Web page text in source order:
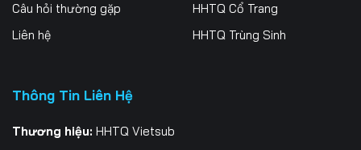
Câu hỏi thường gặp
Liên hệ
HHTQ Cổ Trang
HHTQ Trùng Sinh
Thông Tin Liên Hệ
Thương hiệu: HHTQ Vietsub